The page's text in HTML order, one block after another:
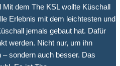
dem The KSL wollte Küschall
Erlebnis mit dem leichtesten und
jemals gebaut hat. Dafür
werden. Nicht nur, um ihn
sondern auch besser. Das